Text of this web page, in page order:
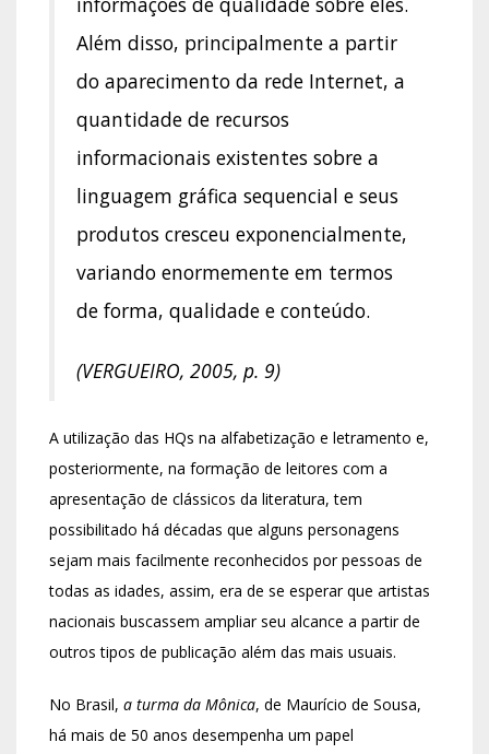
Além disso, principalmente a partir
do aparecimento da rede Internet, a
quantidade de recursos
informacionais existentes sobre a
linguagem gráfica sequencial e seus
produtos cresceu exponencialmente,
variando enormemente em termos
de forma, qualidade e conteúdo.
(VERGUEIRO, 2005, p. 9)
A utilização das HQs na alfabetização e letramento e,
posteriormente, na formação de leitores com a
apresentação de clássicos da literatura, tem
possibilitado há décadas que alguns personagens
sejam mais facilmente reconhecidos por pessoas de
todas as idades, assim, era de se esperar que artistas
nacionais buscassem ampliar seu alcance a partir de
outros tipos de publicação além das mais usuais.
No Brasil, a turma da Mônica, de Maurício de Sousa,
há mais de 50 anos desempenha um papel